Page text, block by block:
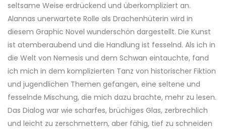
seltsame Weise erdrückend und überkompliziert an.
Alannas unerwartete Rolle als Drachenhüterin wird in
diesem Graphic Novel wunderschön dargestellt. Die Kunst
ist atemberaubend und die Handlung ist fesselnd. Als ich in
die Welt von Nemesis und dem Schwan eintauchte, fand
ich mich in dem komplizierten Tanz von historischer Fiktion
und jugendlichen Themen gefangen, eine seltene und
fesselnde Mischung, die mich dazu brachte, mehr zu lesen.
Das Dialog war wie scharfes, brüchiges Glas, zerbrechlich
und leicht zu zerschmettern, aber fähig, tief zu schneiden